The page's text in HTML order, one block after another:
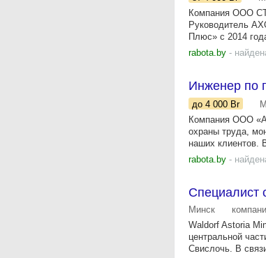
Компания ООО
Руководитель
Плюс» с 2014
rabota.by -
Инженер по
до 4 000 Br
Компания ООО
охраны труда,
наших клиентов.
rabota.by -
Специалист
Минск
Waldorf Astoria
центральной
Свислочь. В